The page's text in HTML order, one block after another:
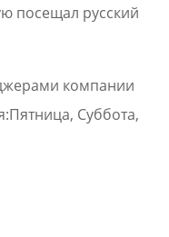
посещал русский
компании
Суббота,